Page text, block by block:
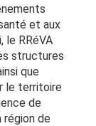
et aux
le RRéVA
structures
que
le territoire
de
région de